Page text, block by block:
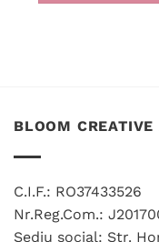
Opțiunile
alese
pagina
BLOOM CREATIVE
C.I.F.: RO37433526
Nr.Reg.Com.:
Sediu social: Str.